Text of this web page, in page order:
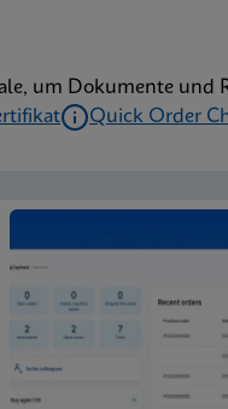
um Dokumente
Quick Order